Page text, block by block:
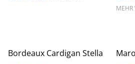
MEHR
%
Bordeaux Cardigan Stella
%